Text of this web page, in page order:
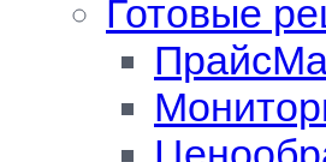
Готовые